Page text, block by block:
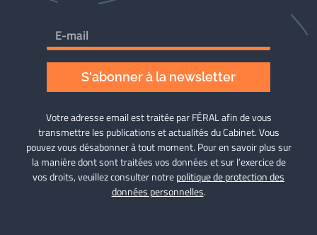
S'abonner à la newsletter
Votre adresse email est traitée par FÉRAL afin de vous
transmettre les publications et actualités du Cabinet. Vous
pouvez vous désabonner à tout moment. Pour en savoir plus sur
la manière dont sont traitées vos données et sur l’exercice de
vos droits, veuillez consulter notrepolitique de protection des
données personnelles.